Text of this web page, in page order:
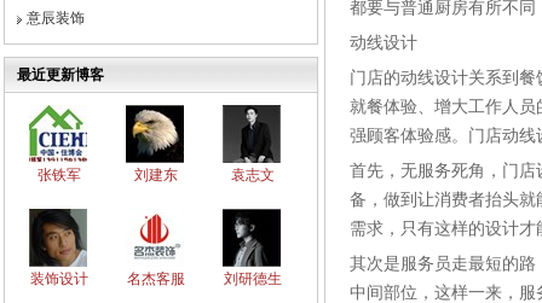
意辰装饰
最近更新博客
张铁军 刘建东 袁志文
装饰设计 名杰客服 刘研德生
都要与普通厨房有所不
动线设计
门店的动线设计关系到
就餐体验、增大工作人
强顾客体验感。门店动
首先，无服务死角，门
备，做到让消费者抬头
需求，只有这样的设计
其次是服务员走最短的
中间部位，这样一来，